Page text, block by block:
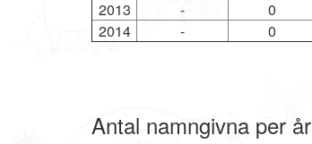
2013
-
0
2014
- 0
Antal namngivna per år